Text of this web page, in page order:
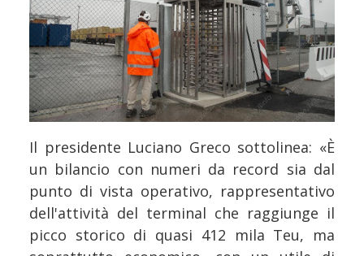
Il presidente Luciano Greco sottolinea: «È
un bilancio con numeri da record sia dal
punto di vista operativo, rappresentativo
dell'attività del terminal che raggiunge il
picco storico di quasi 412 mila Teu, ma